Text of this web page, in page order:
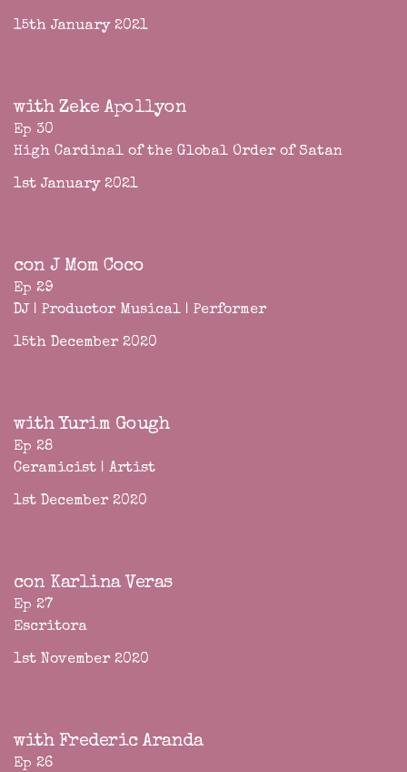
15th January 2021
with Zeke Apollyon
Ep 30
High Cardinal of the Global Order of Satan
1st January 2021
con J Mom Coco
Ep 29
DJ | Productor Musical | Performer
15th December 2020
with Yurim Gough
Ep 28
Ceramicist | Artist
1st December 2020
con Karlina Veras
Ep 27
Escritora
1st November 2020
with Frederic Aranda
Ep 26